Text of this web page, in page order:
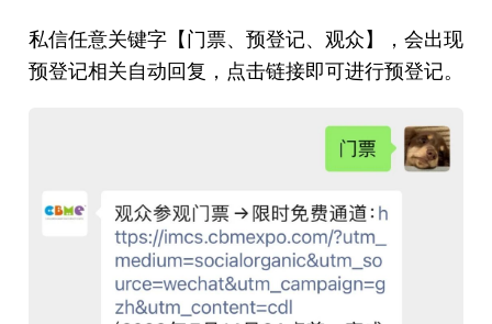
私信任意关键字【门票、预登记、观众】，会出现
预登记相关自动回复，点击链接即可进行预登记。